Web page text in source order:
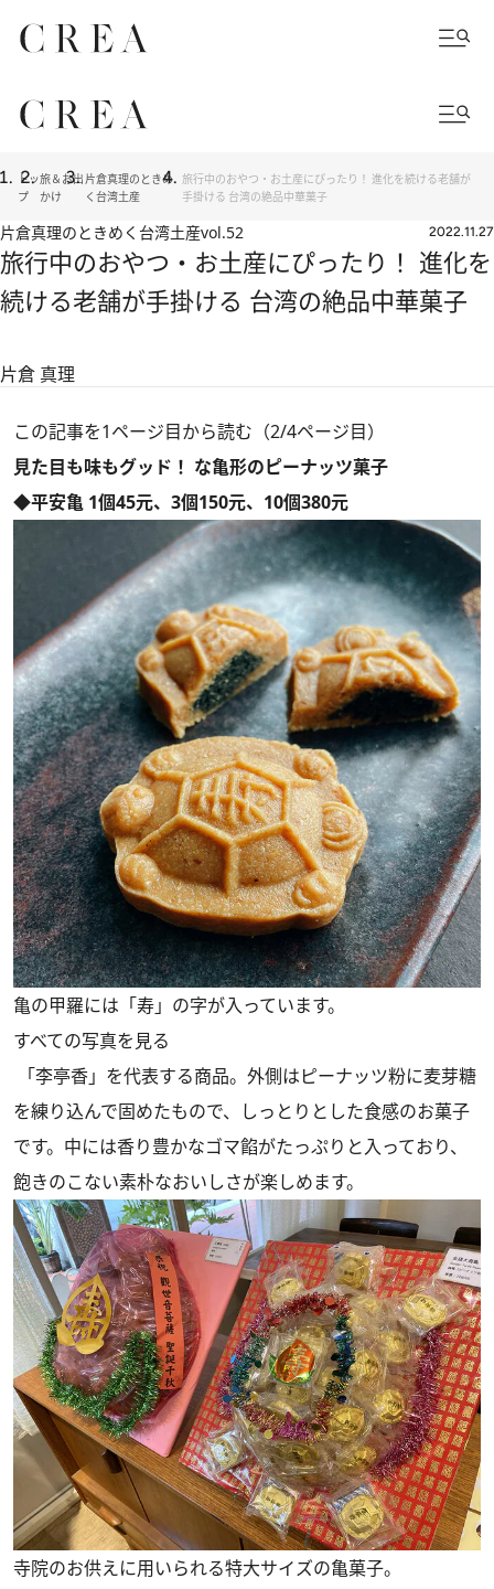
トッ
プ
旅＆お出
かけ
片倉真理のときめ
く台湾土産
旅行中のおやつ・お土産にぴったり！ 進化を続ける老舗が
手掛ける 台湾の絶品中華菓子
片倉真理のときめく台湾土産vol.52 2022.11.27
旅行中のおやつ・お土産にぴったり！ 進化を
続ける老舗が手掛ける 台湾の絶品中華菓子
片倉 真理
この記事を1ページ目から読む（2/4ページ目）
見た目も味もグッド！ な亀形のピーナッツ菓子
◆平安亀 1個45元、3個150元、10個380元
亀の甲羅には「寿」の字が入っています。
すべての写真を見る
「李亭香」を代表する商品。外側はピーナッツ粉に麦芽糖
を練り込んで固めたもので、しっとりとした食感のお菓子
です。中には香り豊かなゴマ餡がたっぷりと入っており、
飽きのこない素朴なおいしさが楽しめます。
寺院のお供えに用いられる特大サイズの亀菓子。